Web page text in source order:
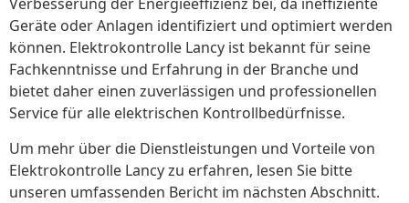
Verbesserung der Energieeffizienz bei, da ineffiziente
Geräte oder Anlagen identifiziert und optimiert werden
können. Elektrokontrolle Lancy ist bekannt für seine
Fachkenntnisse und Erfahrung in der Branche und
bietet daher einen zuverlässigen und professionellen
Service für alle elektrischen Kontrollbedürfnisse.
Um mehr über die Dienstleistungen und Vorteile von
Elektrokontrolle Lancy zu erfahren, lesen Sie bitte
unseren umfassenden Bericht im nächsten Abschnitt.